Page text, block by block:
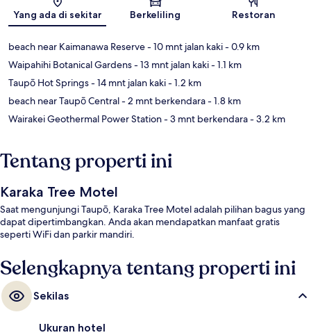
Peta
Yang ada di sekitar Berkeliling Restoran
beach near Kaimanawa Reserve- 10 mnt jalan kaki- 0.9 km
Waipahihi Botanical Gardens- 13 mnt jalan kaki- 1.1 km
Taupō Hot Springs- 14 mnt jalan kaki- 1.2 km
beach near Taupō Central- 2 mnt berkendara- 1.8 km
Wairakei Geothermal Power Station- 3 mnt berkendara- 3.2 km
Tentang properti ini
Karaka Tree Motel
Saat mengunjungi Taupō, Karaka Tree Motel adalah pilihan bagus yang
dapat dipertimbangkan. Anda akan mendapatkan manfaat gratis
seperti WiFi dan parkir mandiri.
Selengkapnya tentang properti ini
Sekilas
Ukuran hotel